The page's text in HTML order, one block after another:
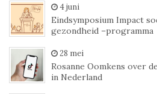
4 juni
Eindsymposium Impact
gezondheid –programma
28 mei
Rosanne Oomkens over
in Nederland